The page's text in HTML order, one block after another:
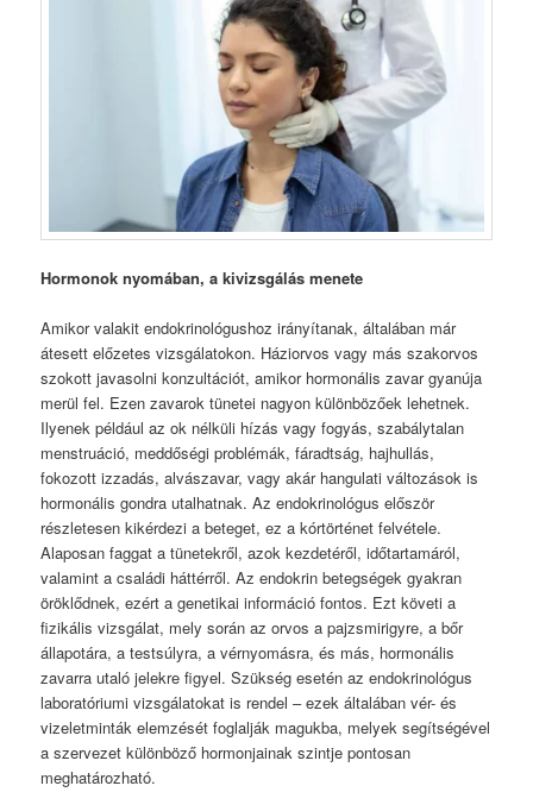
Hormonok nyomában, a kivizsgálás menete
Amikor valakit endokrinológushoz irányítanak, általában már
átesett előzetes vizsgálatokon. Háziorvos vagy más szakorvos
szokott javasolni konzultációt, amikor hormonális zavar gyanúja
merül fel. Ezen zavarok tünetei nagyon különbözőek lehetnek.
Ilyenek például az ok nélküli hízás vagy fogyás, szabálytalan
menstruáció, meddőségi problémák, fáradtság, hajhullás,
fokozott izzadás, alvászavar, vagy akár hangulati változások is
hormonális gondra utalhatnak. Az endokrinológus először
részletesen kikérdezi a beteget, ez a kórtörténet felvétele.
Alaposan faggat a tünetekről, azok kezdetéről, időtartamáról,
valamint a családi háttérről. Az endokrin betegségek gyakran
öröklődnek, ezért a genetikai információ fontos. Ezt követi a
fizikális vizsgálat, mely során az orvos a pajzsmirigyre, a bőr
állapotára, a testsúlyra, a vérnyomásra, és más, hormonális
zavarra utaló jelekre figyel. Szükség esetén az endokrinológus
laboratóriumi vizsgálatokat is rendel – ezek általában vér- és
vizeletminták elemzését foglalják magukba, melyek segítségével
a szervezet különböző hormonjainak szintje pontosan
meghatározható.